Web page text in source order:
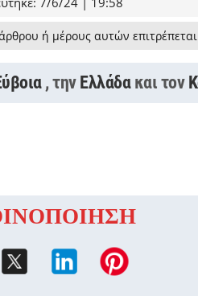
ή μέρους αυτών
, την Ελλάδα και τον